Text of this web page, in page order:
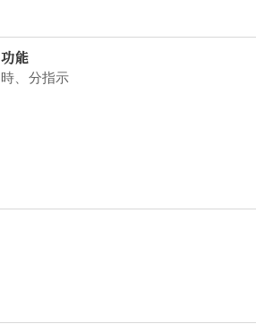
功能
時、分指示